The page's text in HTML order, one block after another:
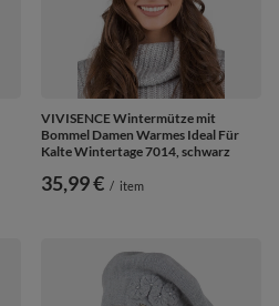
VIVISENCE Wintermütze mit
Bommel Damen Warmes Ideal Für
Kalte Wintertage 7014, schwarz
35,99 € / item